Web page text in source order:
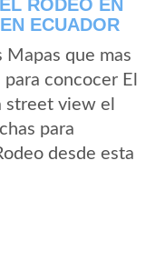
RODEO EN
ECUADOR
Mapas que mas
concocer El
street view el
para
desde esta